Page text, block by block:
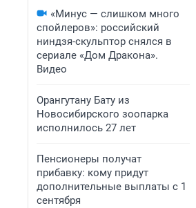
«Минус — слишком много
спойлеров»: российский
ниндзя-скульптор снялся в
сериале «Дом Дракона».
Видео
Орангутану Бату из
Новосибирского зоопарка
исполнилось 27 лет
Пенсионеры получат
прибавку: кому придут
дополнительные выплаты с 1
сентября